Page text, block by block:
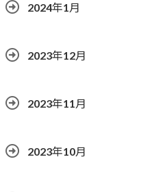
2024年1月
2023年12月
2023年11月
2023年10月